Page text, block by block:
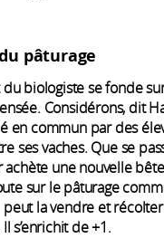
pâturage
biologiste se fonde
Considérons, dit
en commun par des
ses vaches. Que se
achète une nouvelle
sur le pâturage
peut la vendre et
s’enrichit de +1.